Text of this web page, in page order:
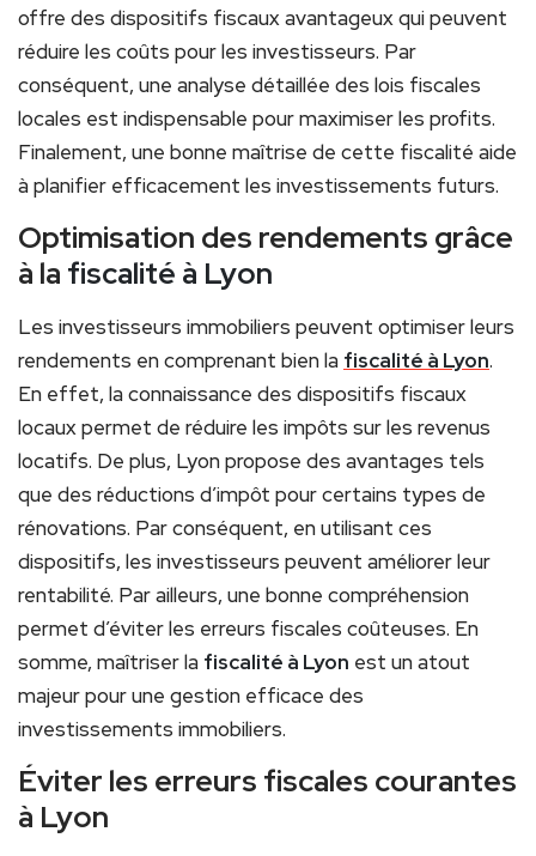
offre des dispositifs fiscaux avantageux qui peuvent
réduire les coûts pour les investisseurs. Par
conséquent, une analyse détaillée des lois fiscales
locales est indispensable pour maximiser les profits.
Finalement, une bonne maîtrise de cette fiscalité aide
à planifier efficacement les investissements futurs.
Optimisation des rendements grâce
à la fiscalité à Lyon
Les investisseurs immobiliers peuvent optimiser leurs
rendements en comprenant bien la fiscalité à Lyon.
En effet, la connaissance des dispositifs fiscaux
locaux permet de réduire les impôts sur les revenus
locatifs. De plus, Lyon propose des avantages tels
que des réductions d’impôt pour certains types de
rénovations. Par conséquent, en utilisant ces
dispositifs, les investisseurs peuvent améliorer leur
rentabilité. Par ailleurs, une bonne compréhension
permet d’éviter les erreurs fiscales coûteuses. En
somme, maîtriser la fiscalité à Lyon est un atout
majeur pour une gestion efficace des
investissements immobiliers.
Éviter les erreurs fiscales courantes
à Lyon